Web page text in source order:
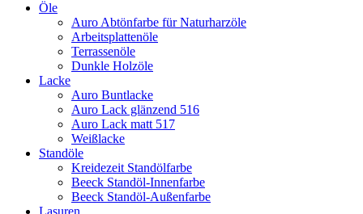
Öle
Auro Abtönfarbe für Naturharzöle
Arbeitsplattenöle
Terrassenöle
Dunkle Holzöle
Lacke
Auro Buntlacke
Auro Lack glänzend 516
Auro Lack matt 517
Weißlacke
Standöle
Kreidezeit Standölfarbe
Beeck Standöl-Innenfarbe
Beeck Standöl-Außenfarbe
Lasuren